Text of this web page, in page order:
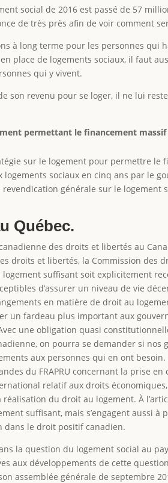
social de 2016 est passé de 57
de très près afin de voir comment
à long terme pour les personnes
place de logements sociaux, il faut
qui y vivent.
son revenu pour se loger, il ne lui
permettant le financement
sur le logement pour permettre le
sociaux en cinq ans par le
générale sur le logement
Québec.
des droits et libertés au
droits et libertés, la Commission des
suffisant soit explicitement
d’assurer un niveau de vie
en matière de droit au
un fardeau plus important aux
une obligation quasi
on pourra se demander si nos
aux personnes qui en ont
du FRAPRU concernant la prise
relatif aux droits
du droit au logement. À
suffisant, mais s’engagent aussi à
dans le droit positif canadien.
la question du logement social au
aux développements de cette
assemblée générale de septembre